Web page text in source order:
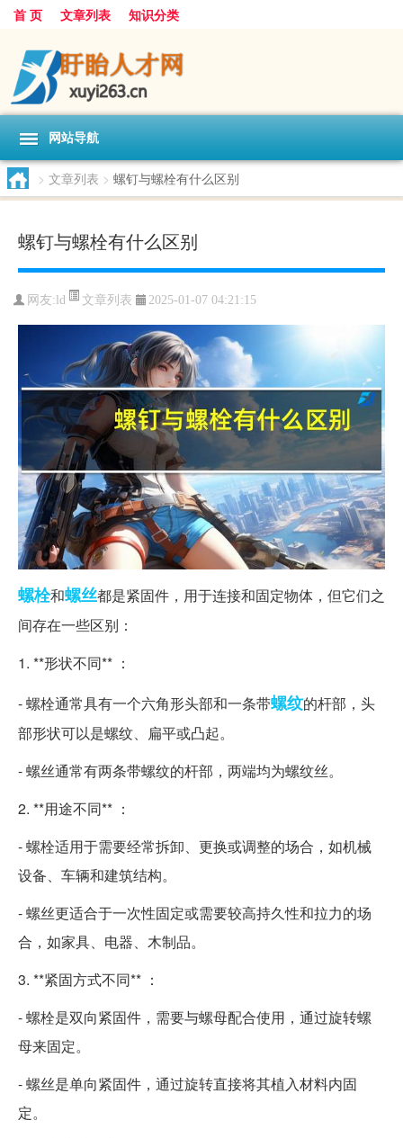
首 页 文章列表 知识分类
网站导航
> 文章列表 > 螺钉与螺栓有什么区别
螺钉与螺栓有什么区别
网友:ld 文章列表 2025-01-07 04:21:15
螺栓和螺丝都是紧固件，用于连接和固定物体，但它们之
间存在一些区别：
1. **形状不同** ：
- 螺栓通常具有一个六角形头部和一条带螺纹的杆部，头
部形状可以是螺纹、扁平或凸起。
- 螺丝通常有两条带螺纹的杆部，两端均为螺纹丝。
2. **用途不同** ：
- 螺栓适用于需要经常拆卸、更换或调整的场合，如机械
设备、车辆和建筑结构。
- 螺丝更适合于一次性固定或需要较高持久性和拉力的场
合，如家具、电器、木制品。
3. **紧固方式不同** ：
- 螺栓是双向紧固件，需要与螺母配合使用，通过旋转螺
母来固定。
- 螺丝是单向紧固件，通过旋转直接将其植入材料内固
定。